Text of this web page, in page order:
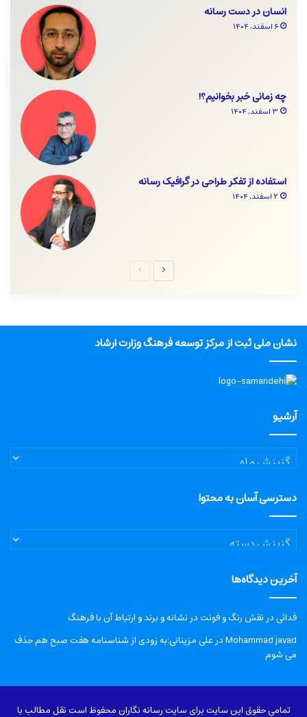
انسان در دست رسانه
۶ اسفند, ۱۴۰۴
چه زمانی خبر بخوانیم؟!
۳ اسفند, ۱۴۰۴
استفاده از تفکر طراحی در گرافیک رسانه
۲ اسفند, ۱۴۰۴
نشان ملی ثبت از مرکز توسعه فرهنگ وزارت ارشاد
آرشیو
آرشیو
دسترسی آسان به محتوا
دسترسی
آسان
محتوا
آخرین دیدگاه‌ها
فدائیدر نقش رنگ و فونت در نشانه و برند و ارتباط آن با فرهنگ
Mohammad javadدرعلی مزینانی:به زودی از شناسنامه هفت صبح هم حذف
می شوم
تمامی حقوق این سایت برای سایت رسانه نگاران محفوظ است نقل مطالب با